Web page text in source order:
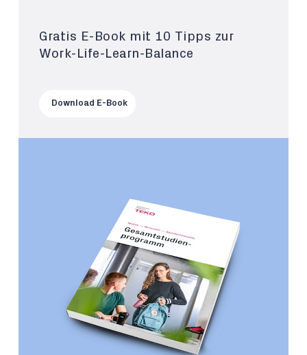
Gratis E-Book mit 10 Tipps zur
Work-Life-Learn-Balance
Download E-Book